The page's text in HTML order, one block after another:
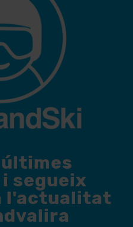
últimes
segueix
l'actualitat